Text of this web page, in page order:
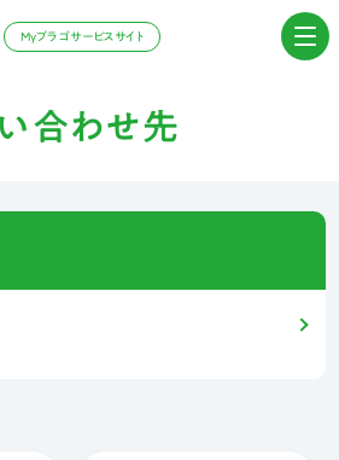
Myプラゴサービスサイト
合わせ先